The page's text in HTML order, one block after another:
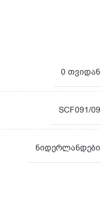
0 თვიდან
SCF091/09
ნიდერლანდები